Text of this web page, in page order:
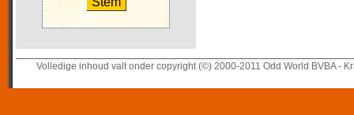
Volledige inhoud valt onder copyright (©) 2000-2011 Odd World BVBA -